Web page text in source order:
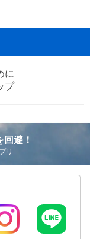
に
プ
避！
リ